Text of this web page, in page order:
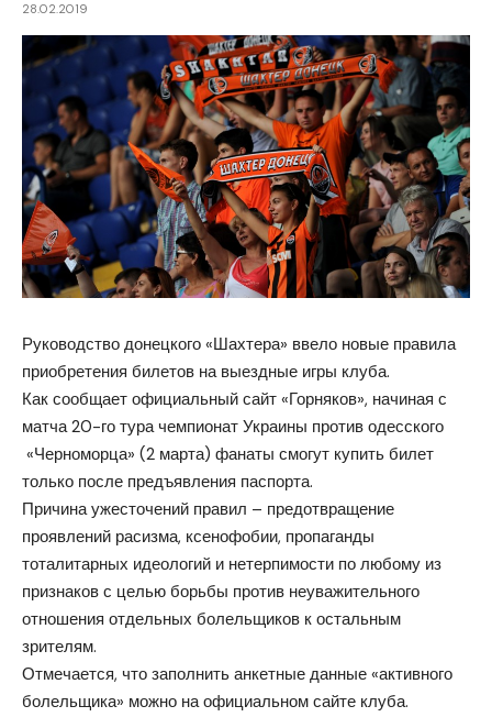
28.02.2019
Руководство донецкого «Шахтера» ввело новые правила
приобретения билетов на выездные игры клуба.
Как сообщает официальный сайт «Горняков», начиная с
матча 20-го тура чемпионат Украины против одесского
«Черноморца» (2 марта) фанаты смогут купить билет
только после предъявления паспорта.
Причина ужесточений правил – предотвращение
проявлений расизма, ксенофобии, пропаганды
тоталитарных идеологий и нетерпимости по любому из
признаков с целью борьбы против неуважительного
отношения отдельных болельщиков к остальным
зрителям.
Отмечается, что заполнить анкетные данные «активного
болельщика» можно на официальном сайте клуба.